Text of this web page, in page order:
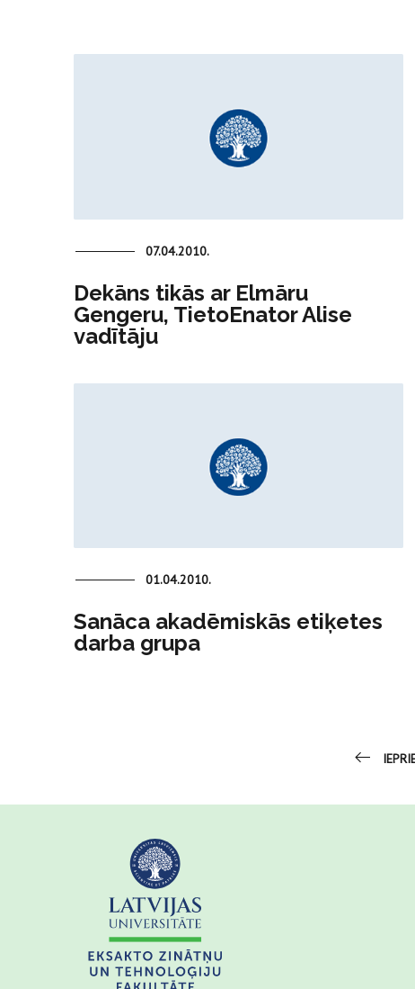
07.04.2010.
Dekāns tikās ar Elmāru
Gengeru, TietoEnator Alise
vadītāju
01.04.2010.
Sanāca akadēmiskās etiķetes
darba grupa